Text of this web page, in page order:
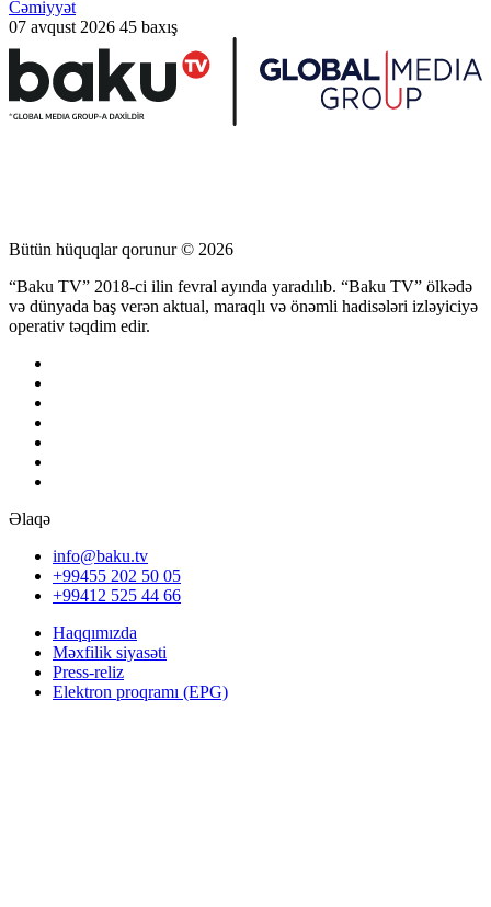
Cəmiyyət
07 avqust 2026 45 baxış
Bütün hüquqlar qorunur © 2026
“Baku TV” 2018-ci ilin fevral ayında yaradılıb. “Baku TV” ölkədə
və dünyada baş verən aktual, maraqlı və önəmli hadisələri izləyiciyə
operativ təqdim edir.
Əlaqə
info@baku.tv
+99455 202 50 05
+99412 525 44 66
Haqqımızda
Məxfilik siyasəti
Press-reliz
Elektron proqramı (EPG)